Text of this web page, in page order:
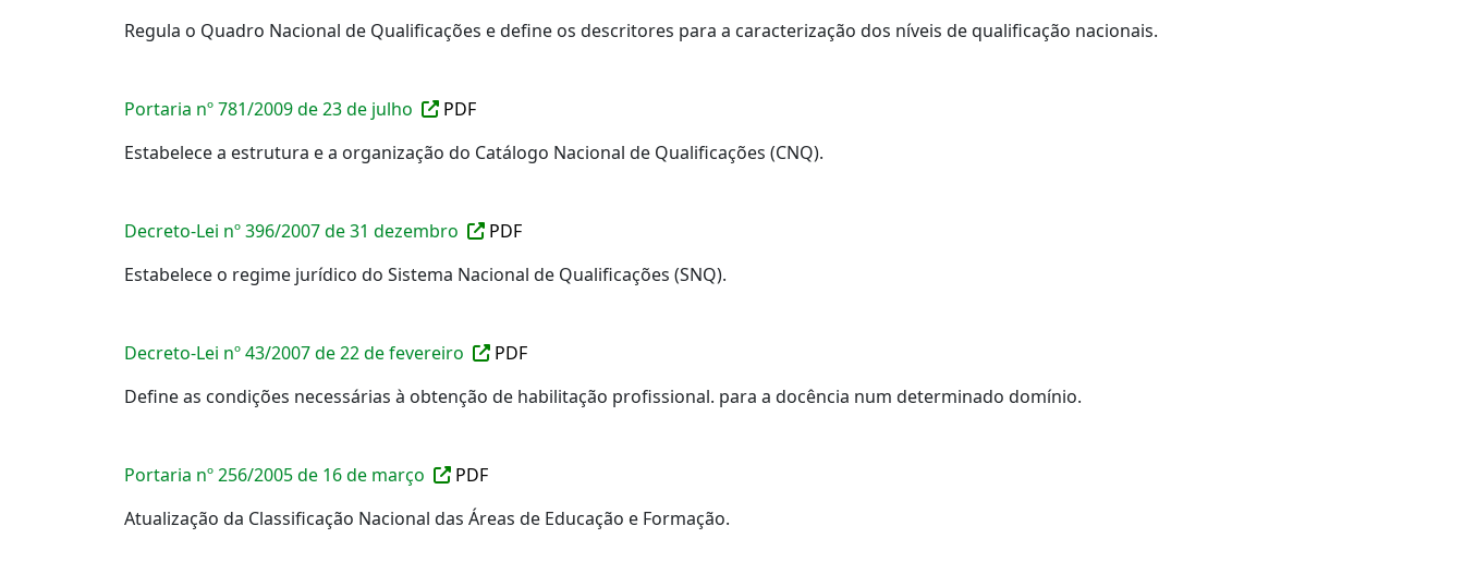
Regula o Quadro Nacional de Qualificações e define os descritores para a caracterização dos níveis de qualificação nacionais.
Portaria nº 781/2009 de 23 de julho
PDF
Estabelece a estrutura e a organização do Catálogo Nacional de Qualificações (CNQ).
Decreto-Lei nº 396/2007 de 31 dezembro
PDF
Estabelece o regime jurídico do Sistema Nacional de Qualificações (SNQ).
Decreto-Lei nº 43/2007 de 22 de fevereiro
PDF
Define as condições necessárias à obtenção de habilitação profissional. para a docência num determinado domínio.
Portaria nº 256/2005 de 16 de março
PDF
Atualização da Classificação Nacional das Áreas de Educação e Formação.